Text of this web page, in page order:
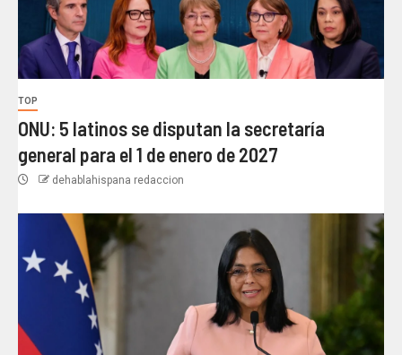
TOP
ONU: 5 latinos se disputan la secretaría
general para el 1 de enero de 2027
dehablahispana redaccion